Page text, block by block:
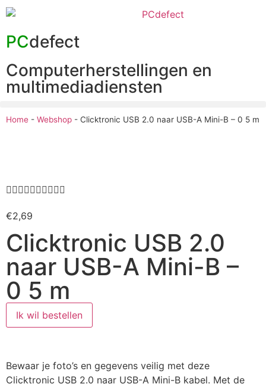
PCdefect
Computerherstellingen en
multimediadiensten
Home - Webshop - Clicktronic USB 2.0 naar USB-A Mini-B – 0 5 m

€2,69
Clicktronic USB 2.0
naar USB-A Mini-B –
0 5 m
Ik wil bestellen
Bewaar je foto’s en gegevens veilig met deze
Clicktronic USB 2.0 naar USB-A Mini-B kabel. Met de